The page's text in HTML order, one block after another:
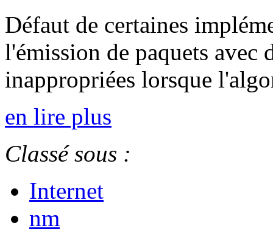
Défaut de certaines
l'émission de paquets avec
inappropriées lorsque
en lire plus
Classé sous :
Internet
nm